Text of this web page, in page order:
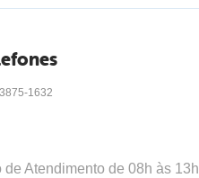
1632
de Atendimento de 08h às 13h